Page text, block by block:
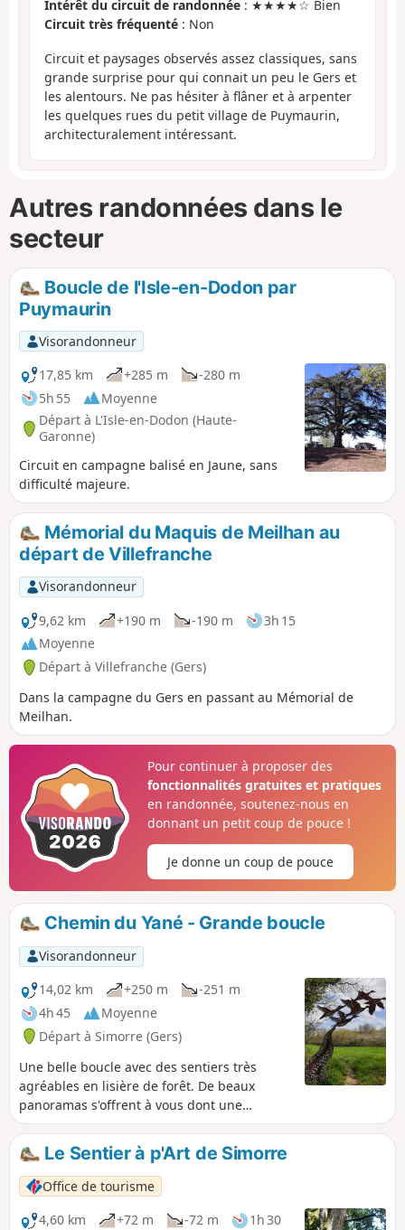
Intérêt du circuit de randonnée : ★★★★☆ Bien
Circuit très fréquenté : Non
Circuit et paysages observés assez classiques, sans
grande surprise pour qui connait un peu le Gers et
les alentours. Ne pas hésiter à flâner et à arpenter
les quelques rues du petit village de Puymaurin,
architecturalement intéressant.
Autres randonnées dans le
secteur
Boucle de l'Isle-en-Dodon par
Puymaurin
Visorandonneur
17,85 km
+285 m
-280 m
5h 55
Moyenne
Départ à L'Isle-en-Dodon (Haute-
Garonne)
Circuit en campagne balisé en Jaune, sans
difficulté majeure.
Mémorial du Maquis de Meilhan au
départ de Villefranche
Visorandonneur
9,62 km
+190 m -190 m
3h 15
Moyenne
Départ à Villefranche (Gers)
Dans la campagne du Gers en passant au Mémorial de
Meilhan.
Pour continuer à proposer des
fonctionnalités gratuites et pratiques
en randonnée, soutenez-nous en
donnant un petit coup de pouce !
Je donne un coup de pouce
Chemin du Yané - Grande boucle
Visorandonneur
14,02 km
+250 m
-251 m
4h 45
Moyenne
Départ à Simorre (Gers)
Une belle boucle avec des sentiers très
agréables en lisière de forêt. De beaux
panoramas s'offrent à vous dont une
superbe vue sur le village de Simorre et son
église fortifiée. Sur le circuit, la sculpture de
l'artiste japonnais Teruhisa symbolisant le
toit.
Le Sentier à p'Art de Simorre
Office de tourisme
4,60 km
+72 m -72 m
1h 30